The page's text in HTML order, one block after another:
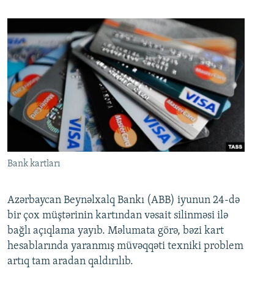
Bank kartları
Azərbaycan Beynəlxalq Bankı (ABB) iyunun 24-də
bir çox müştərinin kartından vəsait silinməsi ilə
bağlı açıqlama yayıb. Məlumata görə, bəzi kart
hesablarında yaranmış müvəqqəti texniki problem
artıq tam aradan qaldırılıb.